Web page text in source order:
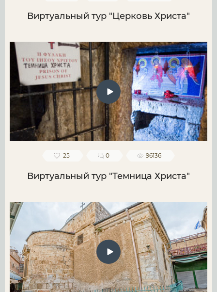
Виртуальный тур "Церковь Христа"
25 0 96136
Виртуальный тур "Темница Христа"